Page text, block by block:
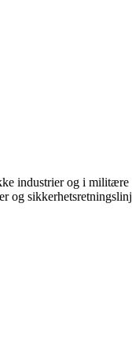
industrier og i
og